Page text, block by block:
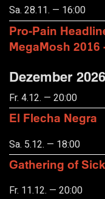
Sa. 28.11. — 16:00
Pro-Pain
MegaMosh 2016
Dezember 2026
Fr. 4.12. — 20:00
El Flecha Negra
Sa. 5.12. — 18:00
Gathering of
Fr. 11.12. — 20:00